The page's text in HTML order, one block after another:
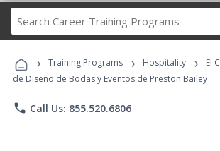
Career
Programs
› Training Programs › Hospitality ›
El
de Diseño de Bodas y Eventos de Preston Bailey
phone Call Us: 855.520.6806